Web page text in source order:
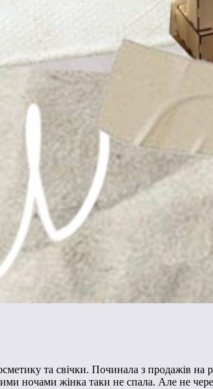
та свічки. Починала з продажів на
ночами жінка таки не спала. Але не через